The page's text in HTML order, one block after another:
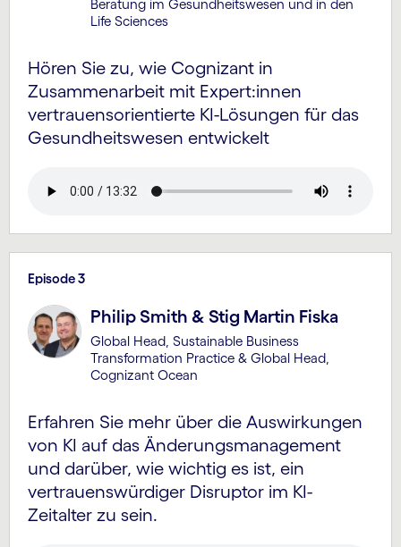
Beratung im Gesundheits­wesen und in den
Life Sciences
Hören Sie zu, wie Cognizant in
Zusammenarbeit mit Expert:innen
vertrauens­orientierte KI-Lösungen für das
Gesund­heitswesen ent­wickelt
Episode 3
Philip Smith & Stig Martin Fiska
Global Head, Sustainable Business
Transformation Practice & Global Head,
Cognizant Ocean
Erfahren Sie mehr über die Aus­wirkungen
von KI auf das Änderungs­management
und darüber, wie wichtig es ist, ein
vertrauenswürdiger Disruptor im KI-
Zeitalter zu sein.